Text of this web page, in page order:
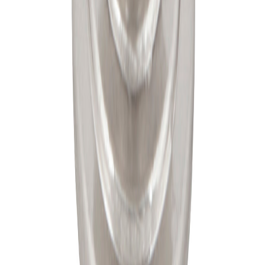
Transacciones encriptadas con SSL de 256 bits